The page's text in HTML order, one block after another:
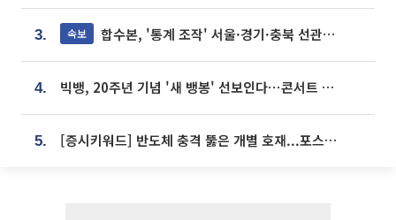
3. 속보 합수본, '통계 조작' 서울·경기·충북 선관위 등 추가 압수수색
4. 빅뱅, 20주년 기념 '새 뱅봉' 선보인다⋯콘서트 앞두고 팝업 개최
5. [증시키워드] 반도체 충격 뚫은 개별 호재...포스코퓨처엠·에코프로·한화솔루션 '눈길'